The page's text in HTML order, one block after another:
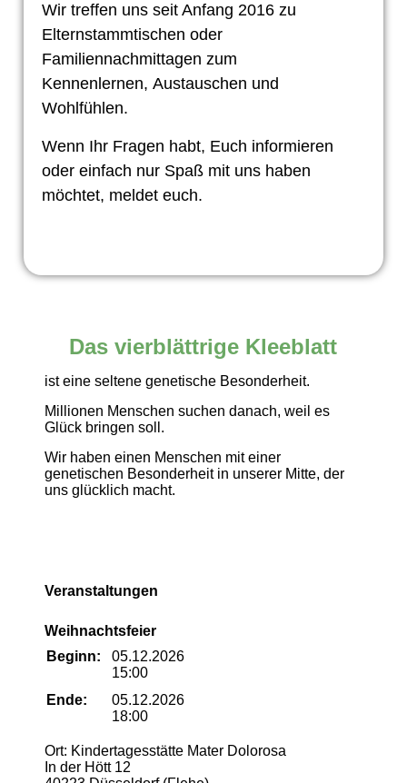
Wir treffen uns seit Anfang 2016 zu
Elternstammtischen oder
Familiennachmittagen zum
Kennenlernen, Austauschen und
Wohlfühlen.
Wenn Ihr Fragen habt, Euch informieren
oder einfach nur Spaß mit uns haben
möchtet, meldet euch.
Das vierblättrige Kleeblatt
ist eine seltene genetische Besonderheit.
Millionen Menschen suchen danach, weil es
Glück bringen soll.
Wir haben einen Menschen mit einer
genetischen Besonderheit in unserer Mitte, der
uns glücklich macht.
Veranstaltungen
Weihnachtsfeier
Beginn:
05.12.2026
15:00
Ende:
05.12.2026
18:00
Ort: Kindertagesstätte Mater Dolorosa
In der Hött 12